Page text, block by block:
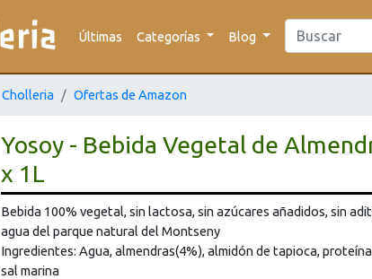
Últimas Categorías Blog
Cholleria Ofertas de Amazon
Yosoy - Bebida Vegetal de
x 1L
Bebida 100% vegetal, sin lactosa, sin azúcares añadidos, sin
agua del parque natural del Montseny
Ingredientes: Agua, almendras(4%), almidón de tapioca,
sal marina